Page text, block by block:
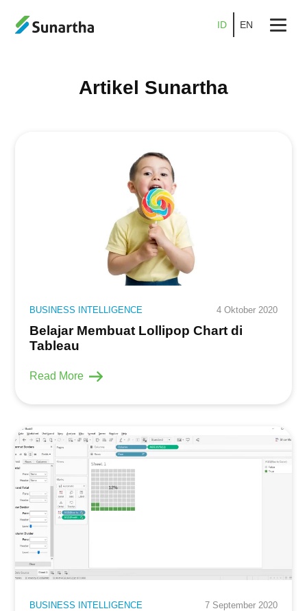
Kontak
ID EN
Artikel Sunartha
BUSINESS INTELLIGENCE 4 Oktober 2020
Belajar Membuat Lollipop Chart di
Tableau
Read More
BUSINESS INTELLIGENCE 7 September 2020